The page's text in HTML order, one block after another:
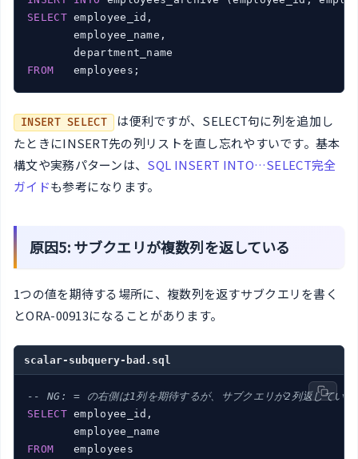
SELECT employee_id,
       employee_name,
FROM
INSERT SELECT は便利ですが、SELECT句に列を追加し
たときにINSERT先の列リストを直し忘れやすいです。基本
構文や実務パターンは、 SQL INSERT INTO…SELECT完全
ガイドも参考になります。
原因5: サブクエリが複数列を返している
1つの値を期待する場所に、複数列を返すサブクエリを書く
とORA-00913になることがあります。
scalar-subquery-bad.sql
-- NG: = の右側は1列を期待するが、サブクエリが2列返している
SELECT employee_id,
FROM